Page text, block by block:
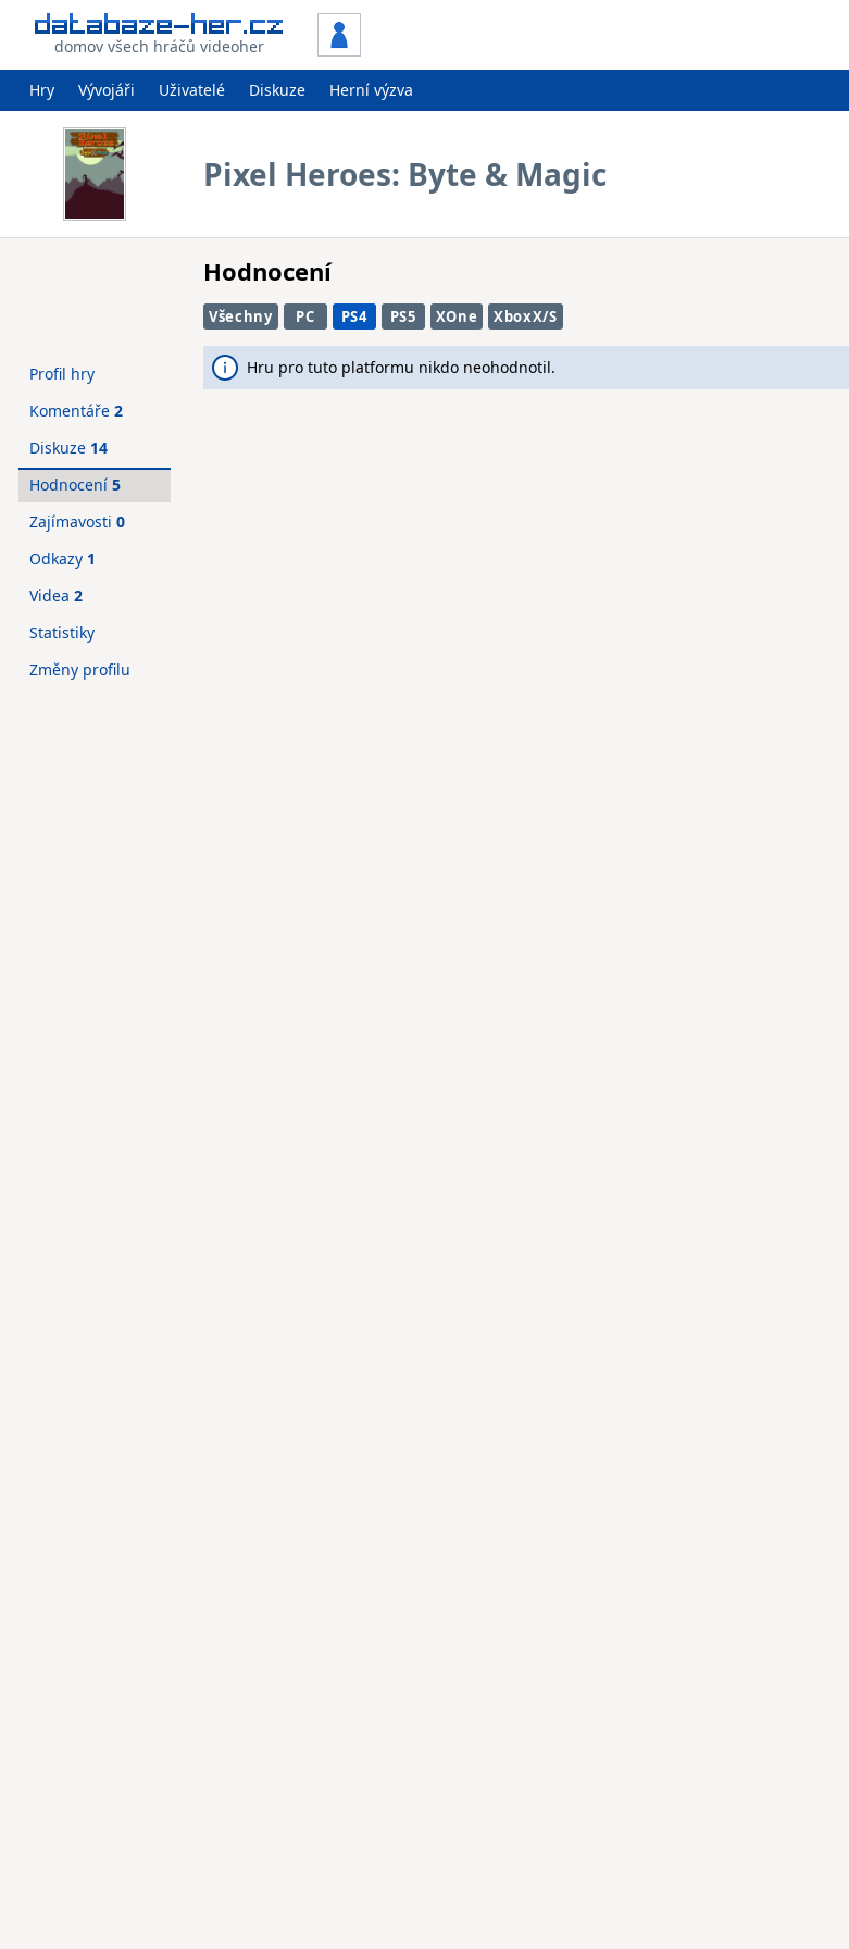
domov všech hráčů videoher
Hry Vývojáři Uživatelé Diskuze Herní výzva
Pixel Heroes: Byte & Magic
Hodnocení
Všechny PC PS4 PS5 XOne XboxX/S
Hru pro tuto platformu nikdo neohodnotil.
Profil hry
Komentáře 2
Diskuze 14
Hodnocení 5
Zajímavosti 0
Odkazy 1
Videa 2
Statistiky
Změny profilu